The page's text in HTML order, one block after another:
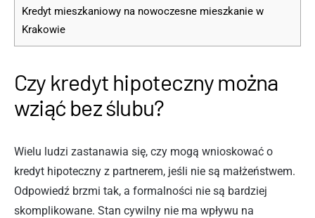
Kredyt mieszkaniowy na nowoczesne mieszkanie w
Krakowie
Czy kredyt hipoteczny można
wziąć bez ślubu?
Wielu ludzi zastanawia się, czy mogą wnioskować o
kredyt hipoteczny z partnerem, jeśli nie są małżeństwem.
Odpowiedź brzmi tak, a formalności nie są bardziej
skomplikowane. Stan cywilny nie ma wpływu na